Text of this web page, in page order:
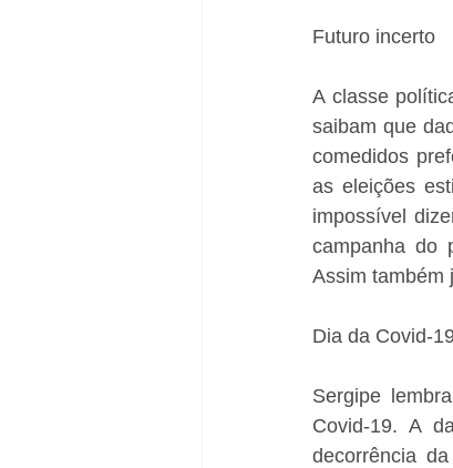
Futuro incerto
A classe
saibam que
comedidos
as eleições
impossível
campanha do
Assim também
Dia da Covid-
Sergipe
Covid-19. A
decorrência